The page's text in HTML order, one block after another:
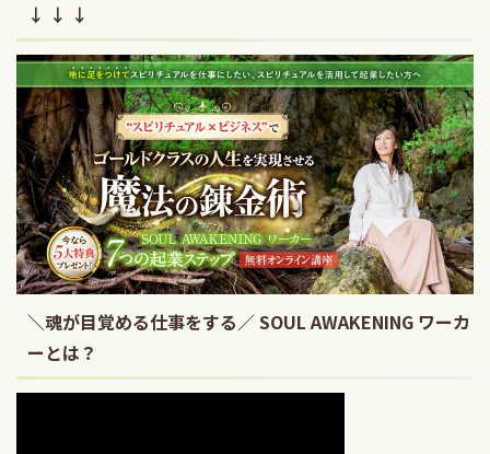
↓ ↓ ↓
＼魂が目覚める仕事をする／ SOUL AWAKENING ワーカ
ーとは？